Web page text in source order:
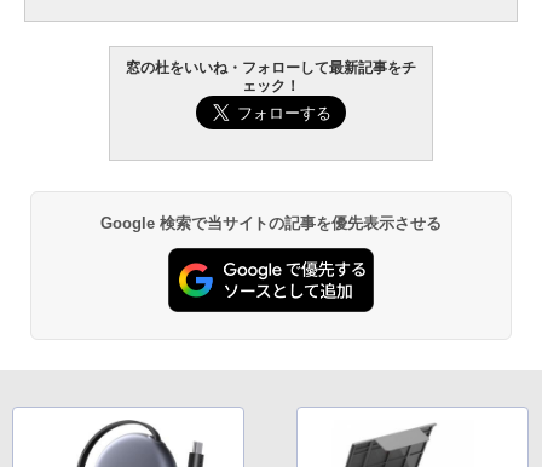
窓の杜をいいね・フォローして最新記事をチ
ェック！
Google 検索で当サイトの記事を優先表示させる